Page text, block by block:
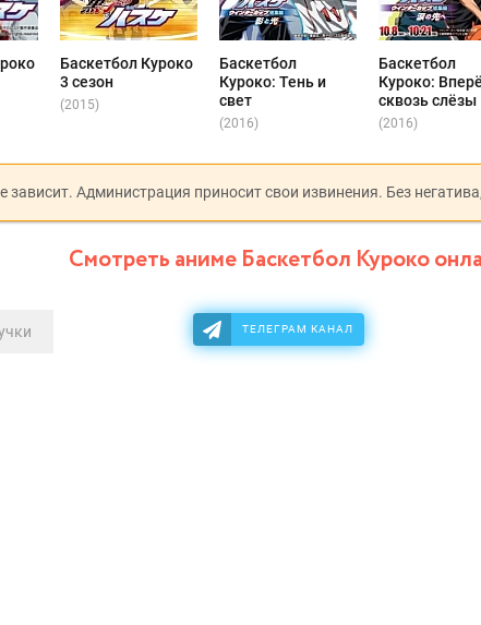
Баскетбол Куроко
3 сезон
(2015)
Баскетбол
Куроко: Тень и
свет
(2016)
Баскетбол
Куроко:
сквозь слёзы
(2016)
зависит. Администрация приносит свои извинения. Без
Смотреть аниме Баскетбол Куроко
ТЕЛЕГРАМ КАНАЛ